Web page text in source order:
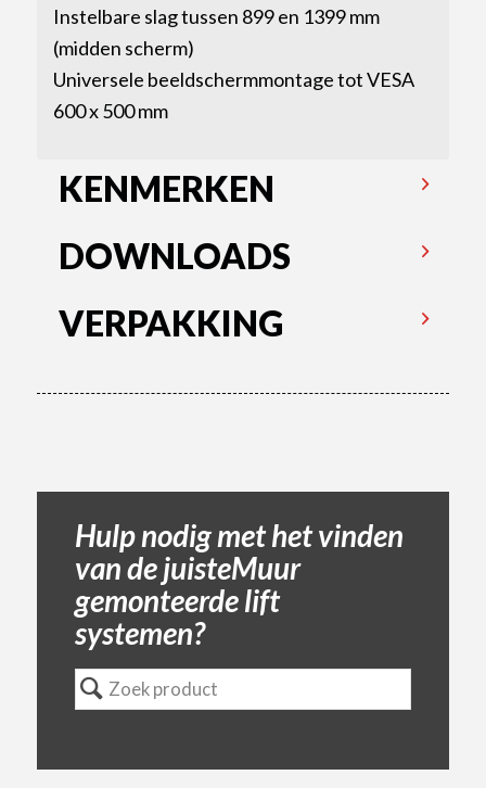
Instelbare slag tussen 899 en 1399 mm
(midden scherm)
Universele beeldschermmontage tot VESA
600 x 500 mm
KENMERKEN
DOWNLOADS
VERPAKKING
Hulp nodig met het vinden
van de juisteMuur
gemonteerde lift
systemen?